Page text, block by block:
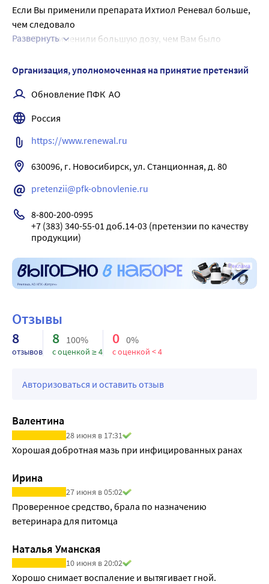
Если Вы применили препарата Ихтиол Реневал больше,
чем следовало
Если Вы применили большую дозу, чем Вам было
поликлинику, или больницу. Не забудьте взять с собой
лекарство Вы применили.
Случаев передозировки не описано.
Развернуть
Организация, уполномоченная на принятие претензий
Обновление ПФК  АО
Россия
https://www.renewal.ru
630096, г. Новосибирск, ул. Станционная, д. 80
pretenzii@pfk-obnovlenie.ru
8-800-200-0995
+7 (383) 340-55-01 доб.14-03 (претензии по качеству
продукции)
Реклама
Отзывы
8
отзывов
8 100%
с оценкой ≥ 4
0 0%
с оценкой < 4
Авторизоваться и оставить отзыв
Валентина
28 июня в 17:31
Хорошая добротная мазь при инфицированных ранах
Ирина
27 июня в 05:02
Проверенное средство, брала по назначению
ветеринара для питомца
Наталья Уманская
10 июня в 20:02
Хорошо снимает воспаление и вытягивает гной.